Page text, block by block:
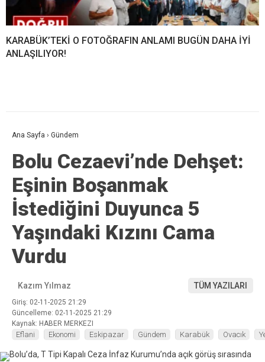
KARABÜK’TEKİ O FOTOĞRAFIN ANLAMI BUGÜN DAHA İYİ
ANLAŞILIYOR!
Ana Sayfa › Gündem
Bolu Cezaevi’nde Dehşet:
Eşinin Boşanmak
İstediğini Duyunca 5
Yaşındaki Kızını Cama
Vurdu
Kazım Yılmaz TÜM YAZILARI
Giriş: 02-11-2025 21:29
Güncelleme: 02-11-2025 21:29
Kaynak: HABER MERKEZI
Eflani Ekonomi Eskipazar Gündem Karabük Ovacık